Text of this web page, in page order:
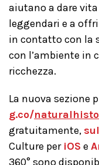
aiutano a dare
leggendari e a
in contatto con la
con l’ambiente in
ricchezza.
La nuova sezione
g.co/
gratuitamente,
Culture per iOS e
360° sono